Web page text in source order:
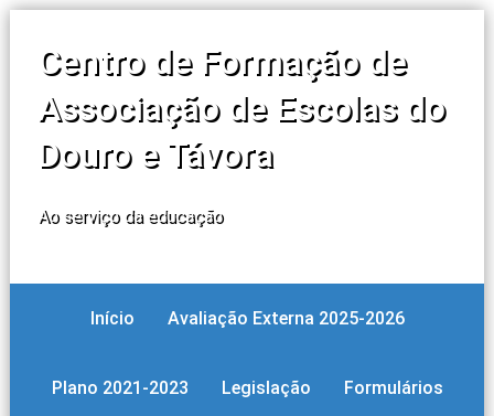
Centro de Formação de
Associação de Escolas do
Douro e Távora
Ao serviço da educação
Início Avaliação Externa 2025-2026
Plano 2021-2023 Legislação Formulários